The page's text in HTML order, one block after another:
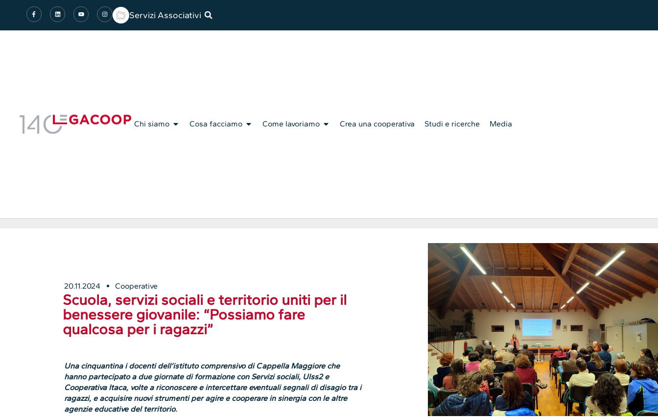
Servizi Associativi
Chi siamo Cosa facciamo Come lavoriamo Crea una cooperativa Studi e ricerche Media
20.11.2024 Cooperative
Scuola, servizi sociali e territorio uniti per il
benessere giovanile: “Possiamo fare
qualcosa per i ragazzi”
Una cinquantina i docenti dell’istituto comprensivo di Cappella Maggiore che
hanno partecipato a due giornate di formazione con Servizi sociali, Ulss2 e
Cooperativa Itaca, volte a riconoscere e intercettare eventuali segnali di disagio tra i
ragazzi, e acquisire nuovi strumenti per agire e cooperare in sinergia con le altre
agenzie educative del territorio.